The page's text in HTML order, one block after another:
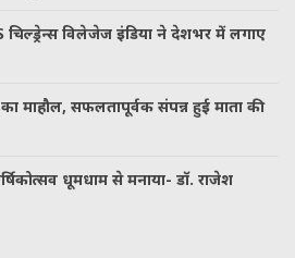
चिल्ड्रेन्स विलेजेज इंडिया ने देशभर में लगाए
माहौल, सफलतापूर्वक संपन्न हुई माता की
धूमधाम से मनाया- डॉ. राजेश